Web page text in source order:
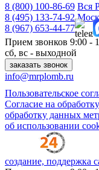
8 (800) 100-86-69 Вся
8 (495) 133-74-92
8 (967) 653-44-77
Прием звонков 9:00 -
сб, вс - выходной
заказать звонок
info@mrplomb.ru
Пользовательское
Согласие на
обработку данных
об использовании
создание, поддержка